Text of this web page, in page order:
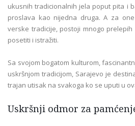
ukusnih tradicionalnih jela poput pita i
proslava kao nijedna druga. A za
verske tradicije, postoji mnogo
posetiti i istražiti.
Sa svojom bogatom kulturom,
uskršnjom tradicijom, Sarajevo je
trajan utisak na svakoga ko se uputi u
Uskršnji odmor za